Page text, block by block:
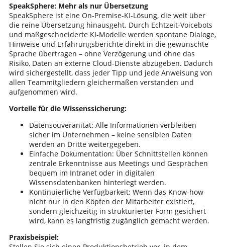
SpeakSphere: Mehr als nur Übersetzung
SpeakSphere ist eine On-Premise-KI-Lösung, die weit über
die reine Übersetzung hinausgeht. Durch Echtzeit-Voicebots
und maßgeschneiderte KI-Modelle werden spontane Dialoge,
Hinweise und Erfahrungsberichte direkt in die gewünschte
Sprache übertragen – ohne Verzögerung und ohne das
Risiko, Daten an externe Cloud-Dienste abzugeben. Dadurch
wird sichergestellt, dass jeder Tipp und jede Anweisung von
allen Teammitgliedern gleichermaßen verstanden und
aufgenommen wird.
Vorteile für die Wissenssicherung:
Datensouveränität: Alle Informationen verbleiben
sicher im Unternehmen – keine sensiblen Daten
werden an Dritte weitergegeben.
Einfache Dokumentation: Über Schnittstellen können
zentrale Erkenntnisse aus Meetings und Gesprächen
bequem im Intranet oder in digitalen
Wissensdatenbanken hinterlegt werden.
Kontinuierliche Verfügbarkeit: Wenn das Know-how
nicht nur in den Köpfen der Mitarbeiter existiert,
sondern gleichzeitig in strukturierter Form gesichert
wird, kann es langfristig zugänglich gemacht werden.
Praxisbeispiel: